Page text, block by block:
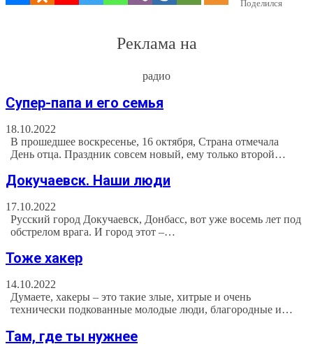
Поделился
Реклама на
радио
Супер-папа и его семья
18.10.2022
В прошедшее воскресенье, 16 октября, Страна отмечала
День отца. Праздник совсем новый, ему только второй…
Докучаевск. Наши люди
17.10.2022
Русский город Докучаевск, Донбасс, вот уже восемь лет под
обстрелом врага. И город этот –…
Тоже хакер
14.10.2022
Думаете, хакеры – это такие злые, хитрые и очень
технически подкованные молодые люди, благородные и…
Там, где ты нужнее